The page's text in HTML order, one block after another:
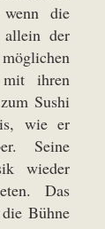
die
der
mit ihren
Sushi
wie er
Seine
wieder
Das
Bühne